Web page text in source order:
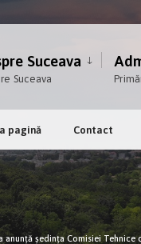
Suceava
Suceava
pagină Contact
anunță ședința Comisiei